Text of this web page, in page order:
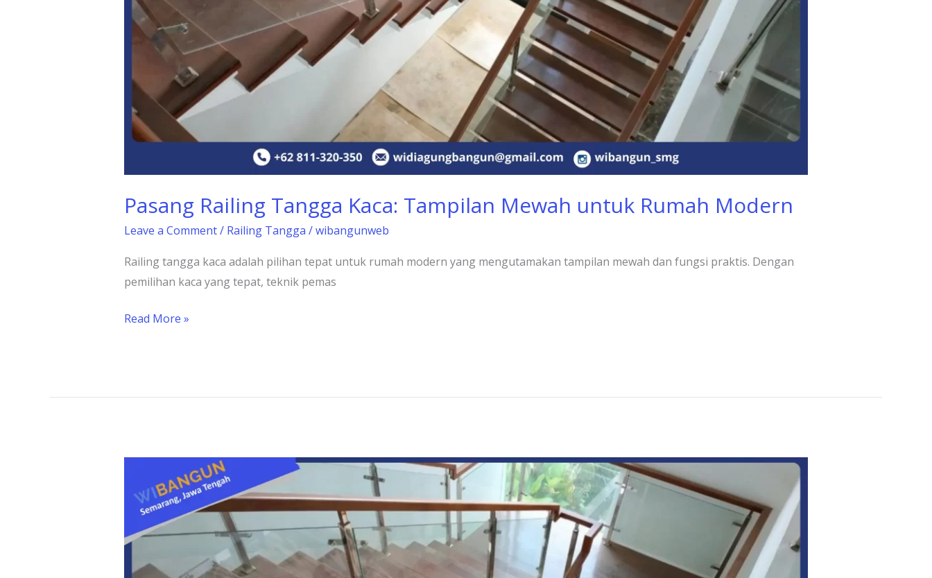
Pasang Railing Tangga Kaca: Tampilan Mewah untuk Rumah Modern
Leave a Comment/ Railing Tangga /wibangunweb
Railing tangga kaca adalah pilihan tepat untuk rumah modern yang mengutamakan tampilan mewah dan fungsi praktis. Dengan
pemilihan kaca yang tepat, teknik pemas
Read More »
Tangga
Kaca:
Sentuhan
Modern
untuk